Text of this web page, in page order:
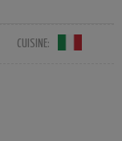
CUISINE: